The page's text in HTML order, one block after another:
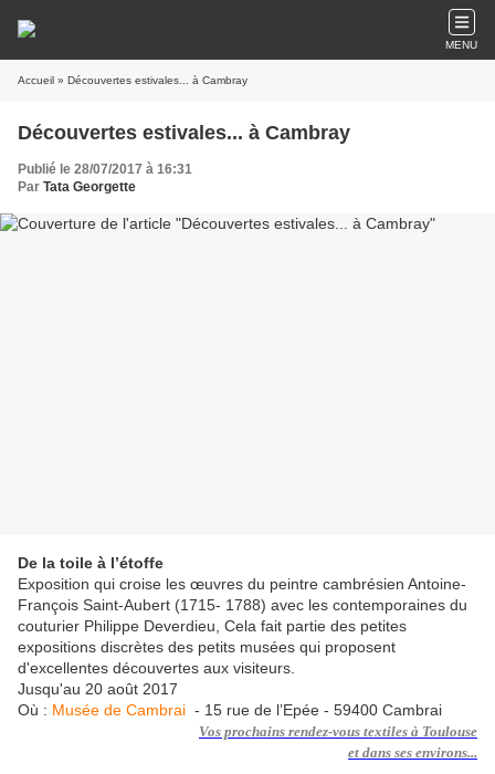
MENU
Accueil » Découvertes estivales... à Cambray
Découvertes estivales... à Cambray
Publié le 28/07/2017 à 16:31
Par Tata Georgette
De la toile à l’étoffe
Exposition qui croise les œuvres du peintre cambrésien Antoine-
François Saint-Aubert (1715- 1788) avec les contemporaines du
couturier Philippe Deverdieu, Cela fait partie des petites
expositions discrètes des petits musées qui proposent
d'excellentes découvertes aux visiteurs.
Jusqu'au 20 août 2017
Où : Musée de Cambrai - 15 rue de l’Epée - 59400 Cambrai
Vos prochains rendez-vous textiles à Toulouse
et dans ses environs...